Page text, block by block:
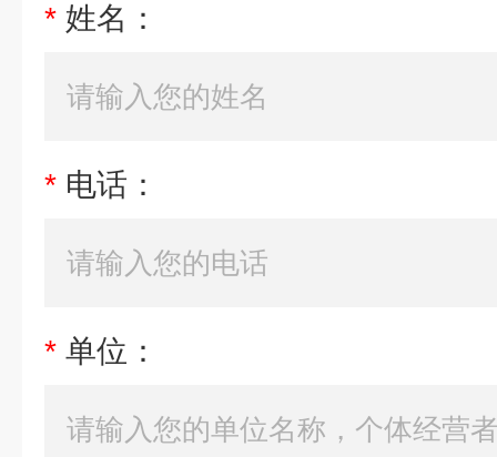
* 姓名：
* 电话：
* 单位：